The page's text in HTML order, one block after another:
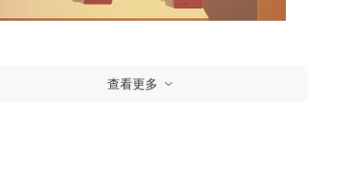
查看更多